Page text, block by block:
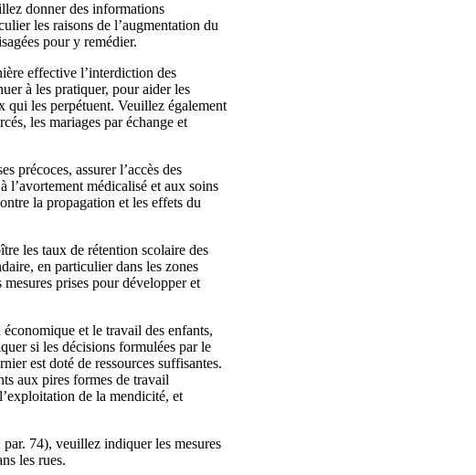
donner des informations
les raisons de l’augmentation du
pour y remédier.
effective l’interdiction des
à les pratiquer, pour aider les
qui les perpétuent. Veuillez également
les mariages par échange et
précoces, assurer l’accès des
l’avortement médicalisé et aux soins
la propagation et les effets du
les taux de rétention scolaire des
en particulier dans les zones
prises pour développer et
et le travail des enfants,
si les décisions formulées par le
est doté de ressources suffisantes.
aux pires formes de travail
de la mendicité, et
74), veuillez indiquer les mesures
les rues.